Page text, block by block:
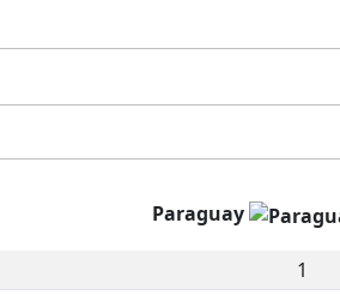
Paraguay
1